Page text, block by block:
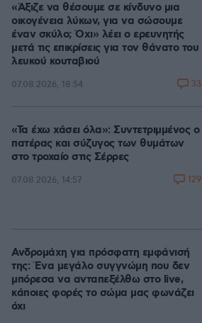
«Άξιζε να θέσουμε σε κίνδυνο μια
οικογένεια λύκων, για να σώσουμε
έναν σκύλο; Όχι» λέει ο ερευνητής
μετά τις επικρίσεις για τον θάνατο του
λευκού κουταβιού
07.08.2026, 18:54 33
«Τα έχω χάσει όλα»: Συντετριμμένος ο
πατέρας και σύζυγος των θυμάτων
στο τροχαίο στις Σέρρες
07.08.2026, 14:57 129
Ανδρομάχη για πρόσφατη εμφάνισή
της: Ένα μεγάλο συγγνώμη που δεν
μπόρεσα να ανταπεξέλθω στο live,
κάποιες φορές το σώμα μας φωνάζει
όχι